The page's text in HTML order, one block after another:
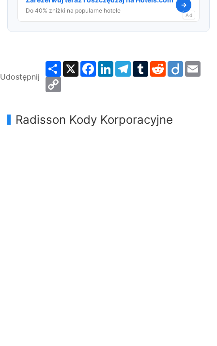
Do 40% zniżki na popularne hotele
→
Ad
Udostępnij
ShareX Facebook
LinkedInTelegram
TumblrRedditDiigo
Radisson Kody Korporacyjne